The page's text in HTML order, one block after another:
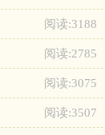
阅读:3188
阅读:2785
阅读:3075
阅读:3507